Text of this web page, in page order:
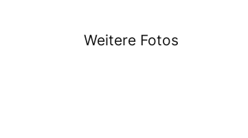
Weitere Fotos